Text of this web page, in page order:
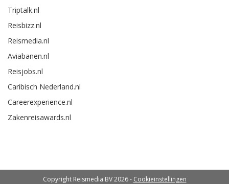
Triptalk.nl
Reisbizz.nl
Reismedia.nl
Aviabanen.nl
Reisjobs.nl
Caribisch Nederland.nl
Careerexperience.nl
Zakenreisawards.nl
Copyright Reismedia BV 2026 - Cookieinstellingen